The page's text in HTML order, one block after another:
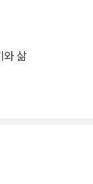
려야 하는 이유,
소설 속 시간과 공
험에서 자연스럽
하고, 소설을 읽
와 삶